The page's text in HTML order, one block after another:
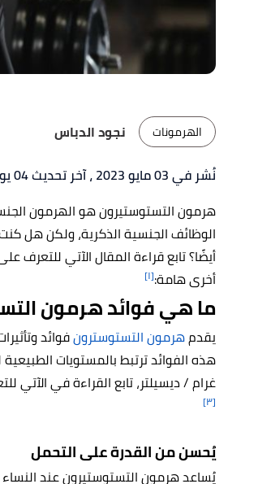
الهرمونات
نجود الدباس
نُشر في 03 مايو 2023
، آخر تحديث 04 يوليو 2023
هرمون التستوستيرون هو الهرمون
الوظائف الجنسية الذكرية، ولكن هل كنت
أيضًا؟ تابع قراءة المقال الآتي
أخرى هامة:[١]
ما هي فوائد هرمون
يقدمهرمون التستوسترونفوائد
غرام / ديسيلتر، تابع القراءة في
[٣]
يُحسن من القدرة على التحمل
يُساعد هرمون التستوستيرون عند